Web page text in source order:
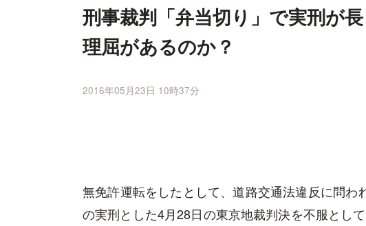
刑事裁判「弁当切り」で実刑が
理屈があるのか？
2016年05月23日 10時37分
無免許運転をしたとして、道路交通法違反に問わ
の実刑とした4月28日の東京地裁判決を不服とし